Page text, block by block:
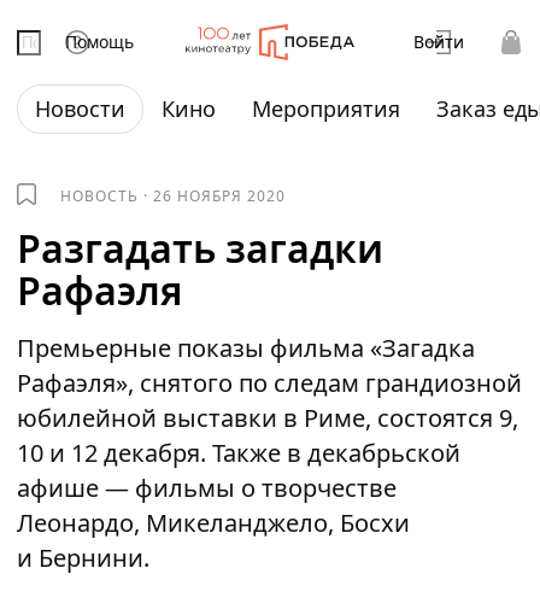
Помощь Войти
Новости Кино Мероприятия Заказ
НОВОСТЬ ·26 НОЯБРЯ 2020
Разгадать загадки
Рафаэля
Премьерные показы фильма «Загадка
Рафаэля», снятого по следам грандиозной
юбилейной выставки в Риме, состоятся 9,
10 и 12 декабря. Также в декабрьской
афише — фильмы о творчестве
Леонардо, Микеланджело, Босхи
и Бернини.